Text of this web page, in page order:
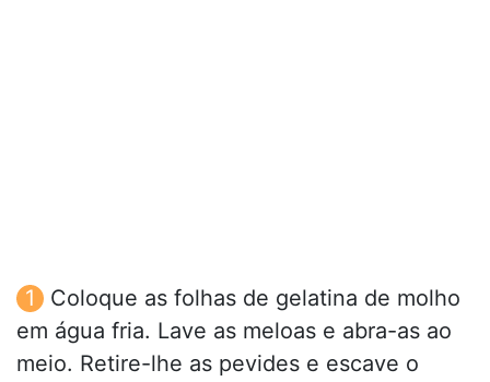
Coloque as folhas de gelatina de molho
em água fria. Lave as meloas e abra-as ao
meio. Retire-lhe as pevides e escave o